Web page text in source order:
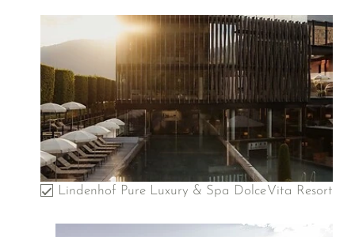
Lindenhof Pure Luxury & Spa DolceVita Resort